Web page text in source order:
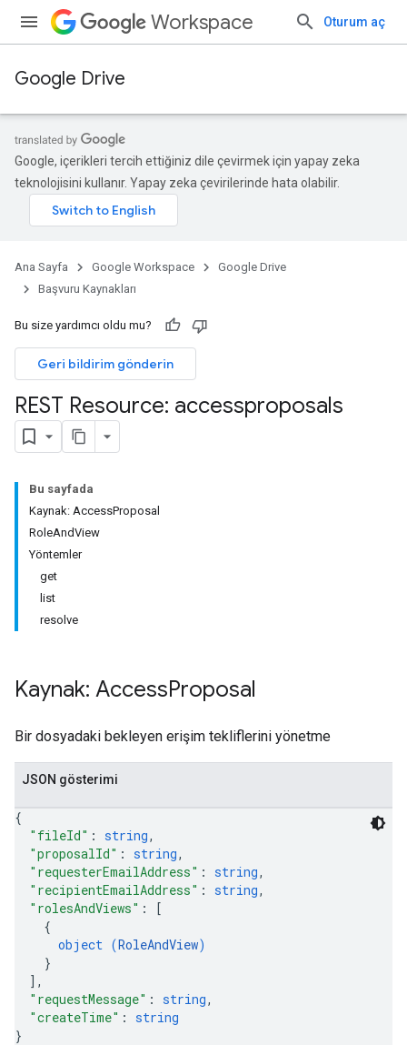
Workspace Oturum aç
Google Drive
Google, içerikleri tercih ettiğiniz dile çevirmek için yapay zeka
teknolojisini kullanır. Yapay zeka çevirilerinde hata olabilir.
Ana Sayfa Google Workspace
Google Drive
Başvuru Kaynakları
Bu size yardımcı oldu mu?
Geri bildirim gönderin
REST Resource: accessproposals
Bu sayfada
Kaynak: AccessProposal
RoleAndView
Yöntemler
get
list
resolve
Kaynak: AccessProposal
Bir dosyadaki bekleyen erişim tekliflerini yönetme
JSON gösterimi
{
"fileId" : string,
"proposalId" : string,
"requesterEmailAddress" : string,
"recipientEmailAddress" : string,
"rolesAndViews" :
[
{
object (RoleAndView)
}
] ,
"requestMessage" : string,
"createTime" : string
}